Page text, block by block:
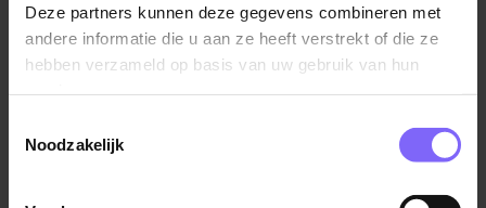
Deze partners kunnen deze gegevens combineren met
andere informatie die u aan ze heeft verstrekt of die ze
hebben verzameld op basis van uw gebruik van hun
Noodzakelijk
Skillsprofiel